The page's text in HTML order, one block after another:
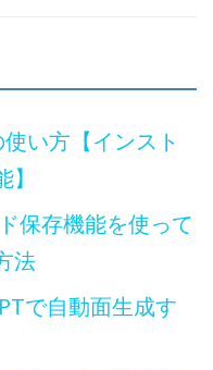
い方【インスト
保存機能を使って
法
で自動面生成す